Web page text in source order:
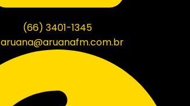
(66) 3401-1345
aruana@aruanafm.com.br